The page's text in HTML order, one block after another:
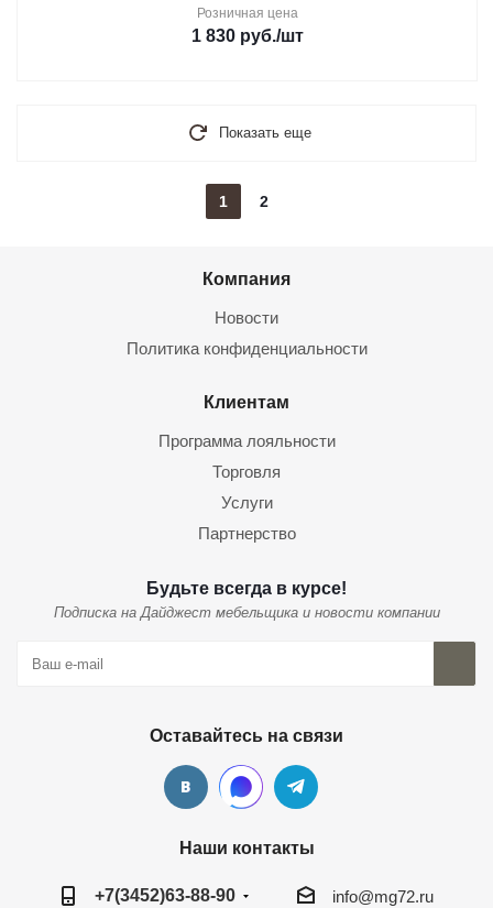
Розничная цена
1 830 руб./шт
Показать еще
1 2
Компания
Новости
Политика конфиденциальности
Клиентам
Программа лояльности
Торговля
Услуги
Партнерство
Будьте всегда в курсе!
Подписка на Дайджест мебельщика и новости компании
Оставайтесь на связи
Наши контакты
+7(3452)63-88-90 info@mg72.ru